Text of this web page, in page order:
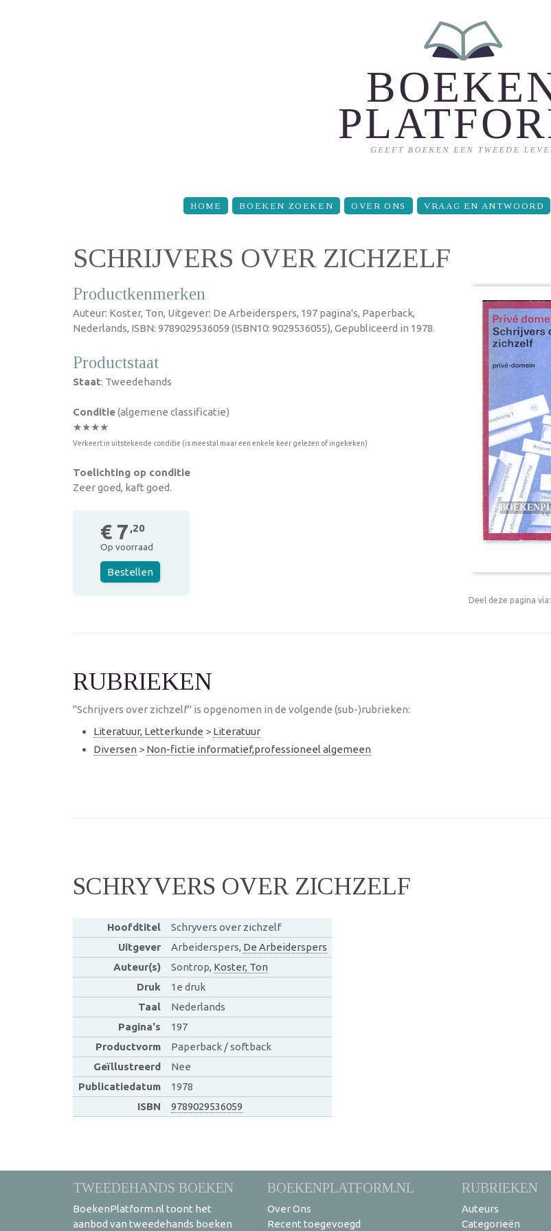
HOME BOEKEN ZOEKEN OVER ONS VRAAG EN ANTWOORD
SCHRIJVERS OVER ZICHZELF
Productkenmerken
Auteur: Koster, Ton, Uitgever: De Arbeiderspers, 197 pagina's, Paperback,
Nederlands, ISBN: 9789029536059 (ISBN10: 9029536055), Gepubliceerd in 1978.
Productstaat
Staat: Tweedehands
Conditie(algemene classificatie)
★★★★
Verkeert in uitstekende conditie (is meestal maar een enkele keer gelezen of ingekeken)
Toelichting op conditie
Zeer goed, kaft goed.
€ 7 ,20
Op voorraad
Bestellen
Deel deze pagina via:
RUBRIEKEN
"Schrijvers over zichzelf" is opgenomen in de volgende (sub-)rubrieken:
Literatuur, Letterkunde > Literatuur
Diversen > Non-fictie informatief,professioneel algemeen
SCHRYVERS OVER ZICHZELF
Hoofdtitel
Schryvers over zichzelf
Uitgever
Arbeiderspers, De Arbeiderspers
Auteur(s)
Sontrop, Koster, Ton
Druk
1e druk
Taal
Nederlands
Pagina's
197
Productvorm
Paperback / softback
Geïllustreerd
Nee
Publicatiedatum
1978
ISBN
9789029536059
TWEEDEHANDS BOEKEN
BoekenPlatform.nl toont het
aanbod van tweedehands boeken
BOEKENPLATFORM.NL
Over Ons
Recent toegevoegd
RUBRIEKEN
Auteurs
Categorieën